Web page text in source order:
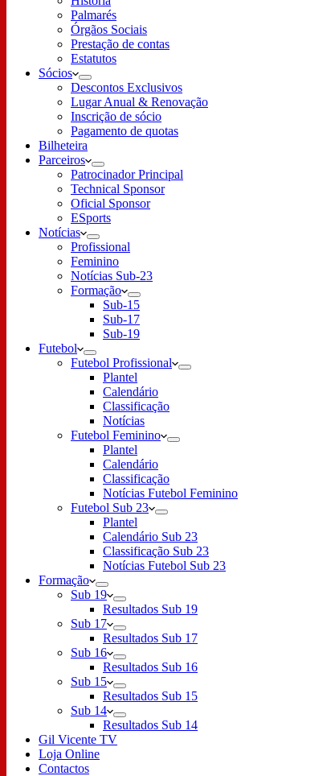
Palmarés
Órgãos Sociais
Prestação de contas
Estatutos
Sócios
Descontos Exclusivos
Lugar Anual & Renovação
Inscrição de sócio
Pagamento de quotas
Bilheteira
Parceiros
Patrocinador Principal
Technical Sponsor
Oficial Sponsor
ESports
Notícias
Profissional
Feminino
Notícias Sub-23
Formação
Sub-15
Sub-17
Sub-19
Futebol
Futebol Profissional
Plantel
Calendário
Classificação
Notícias
Futebol Feminino
Plantel
Calendário
Classificação
Notícias Futebol Feminino
Futebol Sub 23
Plantel
Calendário Sub 23
Classificação Sub 23
Notícias Futebol Sub 23
Formação
Sub 19
Resultados Sub 19
Sub 17
Resultados Sub 17
Sub 16
Resultados Sub 16
Sub 15
Resultados Sub 15
Sub 14
Resultados Sub 14
Gil Vicente TV
Loja Online
Contactos